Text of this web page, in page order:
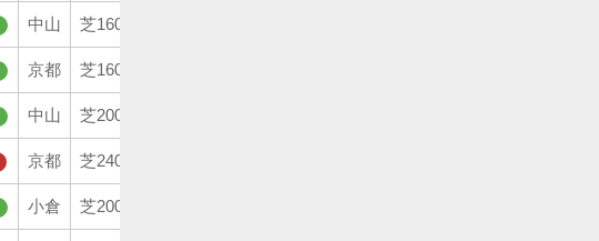
中山 芝1600m
京都 芝1600m
中山 芝2000m
京都 芝2400m
小倉 芝2000m